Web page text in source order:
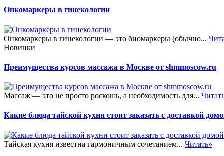
Онкомаркеры в гинекологии
Онкомаркеры в гинекологии — это биомаркеры (обычно...
Новинки
Преимущества курсов массажа в Москве от shmmoscow.ru
Массаж — это не просто роскошь, а необходимость для...
Какие блюда тайской кухни стоит заказать с доставкой
Тайская кухня известна гармоничным сочетанием... Читать»